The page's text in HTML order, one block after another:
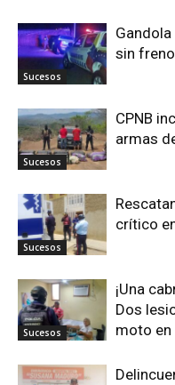
Sucesos
sin
Sucesos
CPNB
armas
Sucesos
crítico
Sucesos
¡Una
Dos
moto en